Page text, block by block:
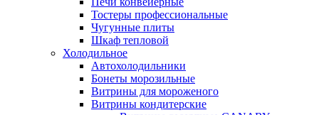
Тостеры профессиональные
Чугунные плиты
Шкаф тепловой
Холодильное
Автохолодильники
Бонеты морозильные
Витрины для мороженого
Витрины кондитерские